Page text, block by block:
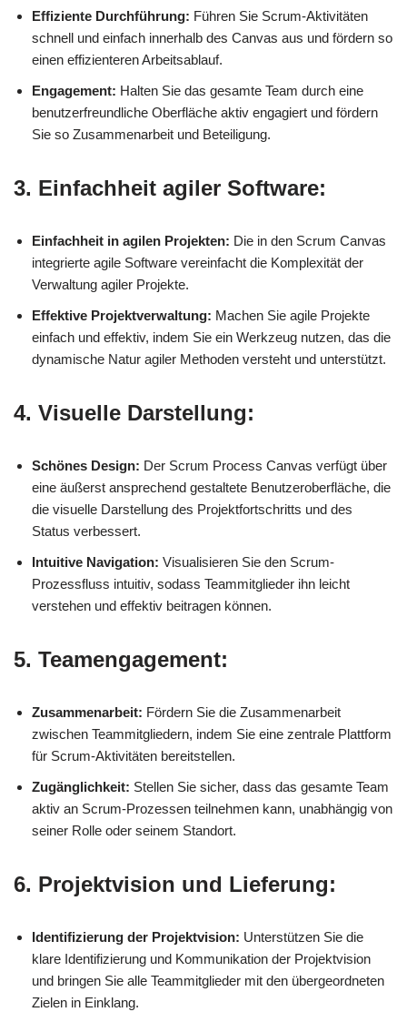
Effiziente Durchführung: Führen Sie Scrum-Aktivitäten
schnell und einfach innerhalb des Canvas aus und fördern so
einen effizienteren Arbeitsablauf.
Engagement: Halten Sie das gesamte Team durch eine
benutzerfreundliche Oberfläche aktiv engagiert und fördern
Sie so Zusammenarbeit und Beteiligung.
3. Einfachheit agiler Software:
Einfachheit in agilen Projekten: Die in den Scrum Canvas
integrierte agile Software vereinfacht die Komplexität der
Verwaltung agiler Projekte.
Effektive Projektverwaltung: Machen Sie agile Projekte
einfach und effektiv, indem Sie ein Werkzeug nutzen, das die
dynamische Natur agiler Methoden versteht und unterstützt.
4. Visuelle Darstellung:
Schönes Design: Der Scrum Process Canvas verfügt über
eine äußerst ansprechend gestaltete Benutzeroberfläche, die
die visuelle Darstellung des Projektfortschritts und des
Status verbessert.
Intuitive Navigation: Visualisieren Sie den Scrum-
Prozessfluss intuitiv, sodass Teammitglieder ihn leicht
verstehen und effektiv beitragen können.
5. Teamengagement:
Zusammenarbeit: Fördern Sie die Zusammenarbeit
zwischen Teammitgliedern, indem Sie eine zentrale Plattform
für Scrum-Aktivitäten bereitstellen.
Zugänglichkeit: Stellen Sie sicher, dass das gesamte Team
aktiv an Scrum-Prozessen teilnehmen kann, unabhängig von
seiner Rolle oder seinem Standort.
6. Projektvision und Lieferung:
Identifizierung der Projektvision: Unterstützen Sie die
klare Identifizierung und Kommunikation der Projektvision
und bringen Sie alle Teammitglieder mit den übergeordneten
Zielen in Einklang.